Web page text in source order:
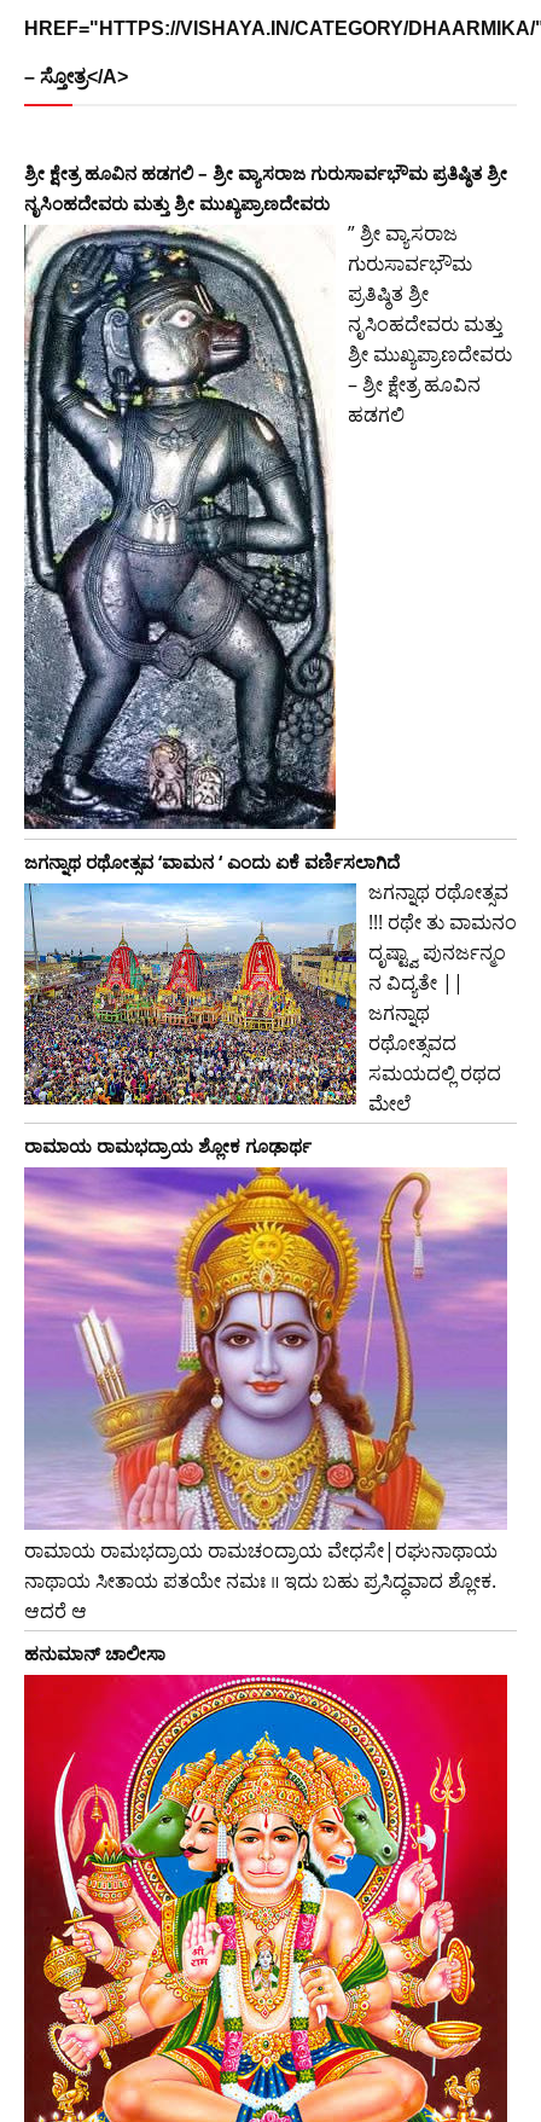
HREF="HTTPS://VISHAYA.IN/CATEGORY/
– ಸ್ತೋತ್ರ</A>
ಶ್ರೀ ಕ್ಷೇತ್ರ ಹೂವಿನ ಹಡಗಲಿ – ಶ್ರೀ ವ್ಯಾಸರಾಜ ಗುರುಸಾರ್ವಭೌಮ ಪ್ರತಿಷ್ಠಿತ ಶ್ರೀ
ನೃಸಿಂಹದೇವರು ಮತ್ತು ಶ್ರೀ ಮುಖ್ಯಪ್ರಾಣದೇವರು
” ಶ್ರೀ ವ್ಯಾಸರಾಜ
ಗುರುಸಾರ್ವಭೌಮ
ಪ್ರತಿಷ್ಠಿತ ಶ್ರೀ
ನೃಸಿಂಹದೇವರು ಮತ್ತು
ಶ್ರೀ ಮುಖ್ಯಪ್ರಾಣದೇವರು
– ಶ್ರೀ ಕ್ಷೇತ್ರ ಹೂವಿನ
ಹಡಗಲಿ
ಜಗನ್ನಾಥ ರಥೋತ್ಸವ ‘ವಾಮನ ‘ ಎಂದು ಏಕೆ ವರ್ಣಿಸಲಾಗಿದೆ
ಜಗನ್ನಾಥ ರಥೋತ್ಸವ
!!! ರಥೇ ತು ವಾಮನಂ
ದೃಷ್ಟ್ವಾ ಪುನರ್ಜನ್ಮಂ
ನ ವಿದ್ಯತೇ ||
ಜಗನ್ನಾಥ
ರಥೋತ್ಸವದ
ಸಮಯದಲ್ಲಿ ರಥದ
ಮೇಲೆ
ರಾಮಾಯ ರಾಮಭದ್ರಾಯ ಶ್ಲೋಕ ಗೂಢಾರ್ಥ
ರಾಮಾಯ ರಾಮಭದ್ರಾಯ ರಾಮಚಂದ್ರಾಯ ವೇಧಸೇ|ರಘುನಾಥಾಯ
ನಾಥಾಯ ಸೀತಾಯ ಪತಯೇ ನಮಃ ॥ ಇದು ಬಹು ಪ್ರಸಿದ್ಧವಾದ ಶ್ಲೋಕ.
ಆದರೆ ಆ
ಹನುಮಾನ್ ಚಾಲೀಸಾ